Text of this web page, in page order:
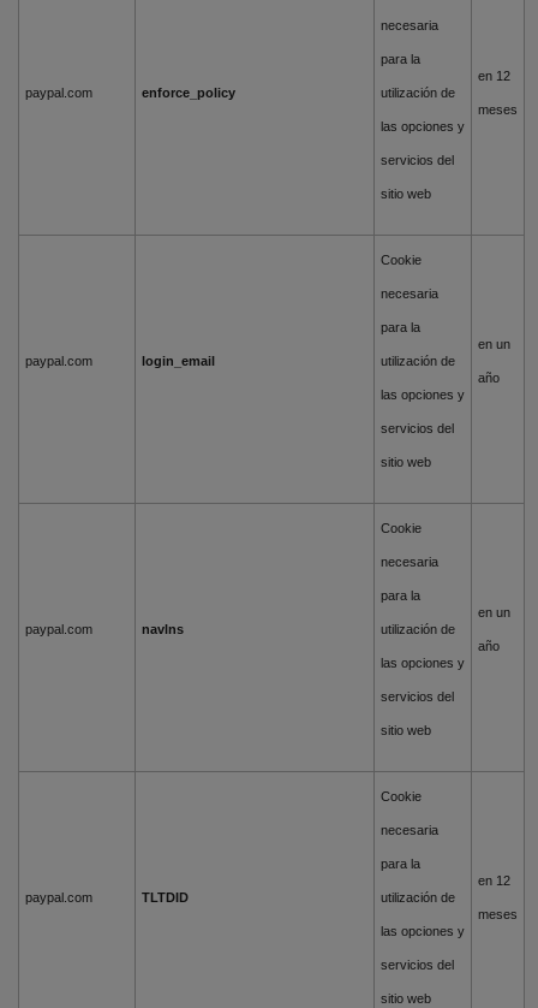
paypal.com enforce_policy
necesaria
para la
utilización de
las opciones y
servicios del
sitio web
en 12
meses
paypal.com login_email
Cookie
necesaria
para la
utilización de
las opciones y
servicios del
sitio web
en un
año
paypal.com navlns
Cookie
necesaria
para la
utilización de
las opciones y
servicios del
sitio web
en un
año
paypal.com TLTDID
Cookie
necesaria
para la
utilización de
las opciones y
servicios del
sitio web
en 12
meses